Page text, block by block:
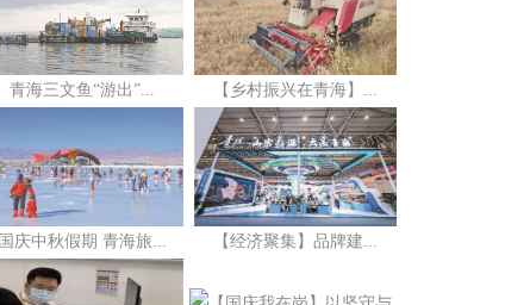
青海三文鱼“游出”... 【乡村振兴在青海】...
国庆中秋假期 青海旅... 【经济聚集】品牌建...